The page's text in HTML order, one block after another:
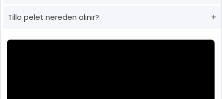
Tillo pelet nereden alınır?